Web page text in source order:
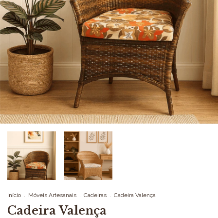
Início Móveis Artesanais Cadeiras Cadeira Valença
Cadeira Valença